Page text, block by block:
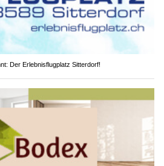
Der Erlebnisflugplatz Sitterdorf!